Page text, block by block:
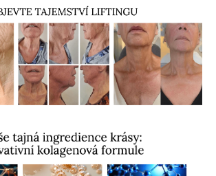
l
á
d
a
c
í
p
v
k
y